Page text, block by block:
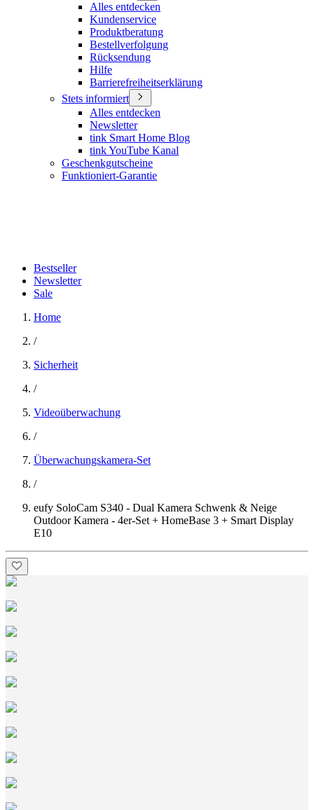
Alles entdecken
Kundenservice
Produktberatung
Bestellverfolgung
Rücksendung
Hilfe
Barrierefreiheitserklärung
Stets informiert
Alles entdecken
Newsletter
tink Smart Home Blog
tink YouTube Kanal
Geschenkgutscheine
Funktioniert-Garantie
Bestseller
Newsletter
Sale
Home
/
Sicherheit
/
Videoüberwachung
/
Überwachungskamera-Set
/
eufy SoloCam S340 - Dual Kamera Schwenk & Neige
Outdoor Kamera - 4er-Set + HomeBase 3 + Smart Display
E10